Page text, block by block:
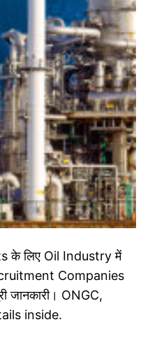
के लिए Oil Industry में
Companies
जानकारी। ONGC,
inside.